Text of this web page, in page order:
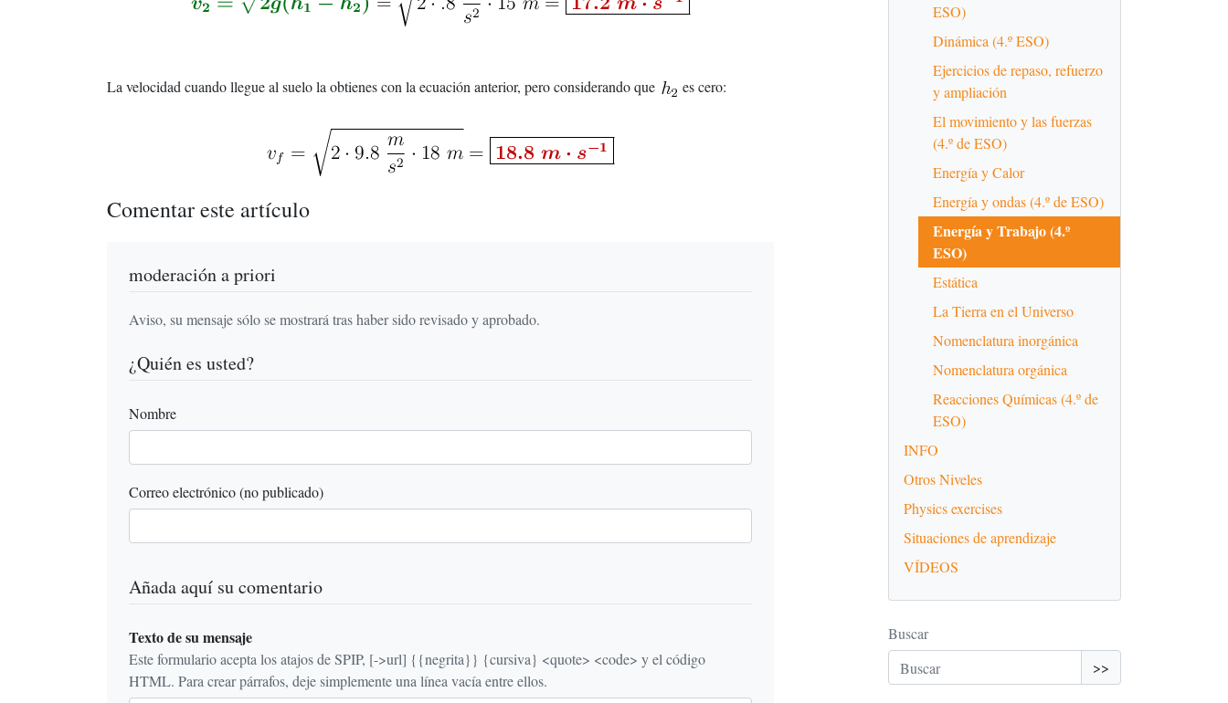
La velocidad cuando llegue al suelo la obtienes con la ecuación anterior, pero considerando que es cero:
Comentar este artículo
moderación a priori
Aviso, su mensaje sólo se mostrará tras haber sido revisado y aprobado.
¿Quién es usted?
Nombre
Correo electrónico (no publicado)
Añada aquí su comentario
Texto de su mensaje
Este formulario acepta los atajos de SPIP, [->url] {{negrita}} {cursiva} <quote> <code> y el código
HTML. Para crear párrafos, deje simplemente una línea vacía entre ellos.
ESO)
Dinámica (4.º ESO)
Ejercicios de repaso, refuerzo
y ampliación
El movimiento y las fuerzas
(4.º de ESO)
Energía y Calor
Energía y ondas (4.º de ESO)
Energía y Trabajo (4.º
ESO)
Estática
La Tierra en el Universo
Nomenclatura inorgánica
Nomenclatura orgánica
Reacciones Químicas (4.º de
ESO)
INFO
Otros Niveles
Physics exercises
Situaciones de aprendizaje
VÍDEOS
Buscar
>>